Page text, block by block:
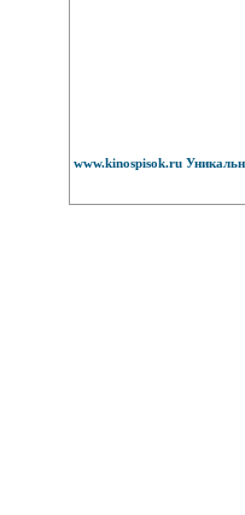
www.kinospisok.ru